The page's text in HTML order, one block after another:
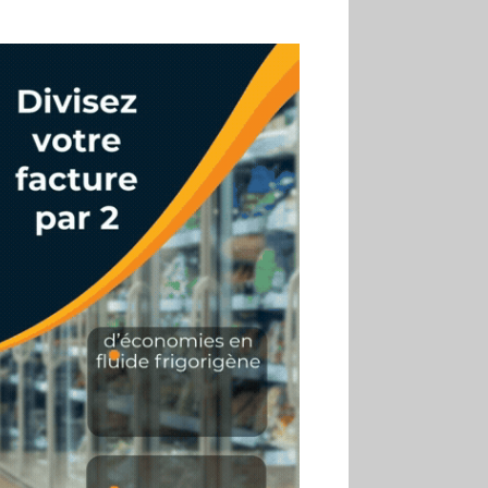
investissements pour
réduire sa consommation
d’eau
01.07
Aldi Studio lance sa
première collection capsule
inspirée de ses codes
visuels
01.07
Cafom annonce
des résultats semestriels en
hausse, portés par le e-
commerce
30.06
La Sportiva affiche
une croissance solide en
2025